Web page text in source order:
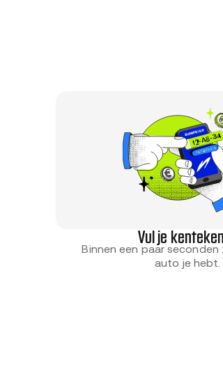
Vul je
Binnen een paar seconden
auto je hebt.